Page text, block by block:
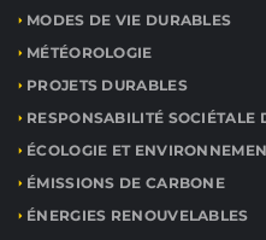
MODES DE VIE DURABLES
MÉTÉOROLOGIE
PROJETS DURABLES
RESPONSABILITÉ SOCIÉTALE
ÉCOLOGIE ET
ÉMISSIONS DE CARBONE
ÉNERGIES RENOUVELABLES